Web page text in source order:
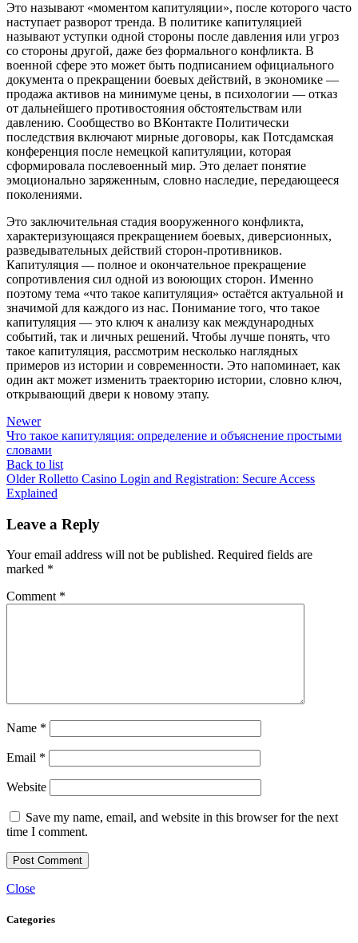
Это называют «моментом капитуляции», после которого часто
наступает разворот тренда. В политике капитуляцией
называют уступки одной стороны после давления или угроз
со стороны другой, даже без формального конфликта. В
военной сфере это может быть подписанием официального
документа о прекращении боевых действий, в экономике —
продажа активов на минимуме цены, в психологии — отказ
от дальнейшего противостояния обстоятельствам или
давлению. Сообщество во ВКонтакте Политически
последствия включают мирные договоры, как Потсдамская
конференция после немецкой капитуляции, которая
сформировала послевоенный мир. Это делает понятие
эмоционально заряженным, словно наследие, передающееся
поколениями.
Это заключительная стадия вооруженного конфликта,
характеризующаяся прекращением боевых, диверсионных,
разведывательных действий сторон-противников.
Капитуляция — полное и окончательное прекращение
сопротивления сил одной из воюющих сторон. Именно
поэтому тема «что такое капитуляция» остаётся актуальной и
значимой для каждого из нас. Понимание того, что такое
капитуляция — это ключ к анализу как международных
событий, так и личных решений. Чтобы лучше понять, что
такое капитуляция, рассмотрим несколько наглядных
примеров из истории и современности. Это напоминает, как
один акт может изменить траекторию истории, словно ключ,
открывающий двери к новому этапу.
Newer
Что такое капитуляция: определение и объяснение простыми
словами
Back to list
Older Rolletto Casino Login and Registration: Secure Access
Explained
Leave a Reply
Your email address will not be published. Required fields are
marked *
Comment *
Name *
Email *
Website
Save my name, email, and website in this browser for the next
time I comment.
Close
Categories